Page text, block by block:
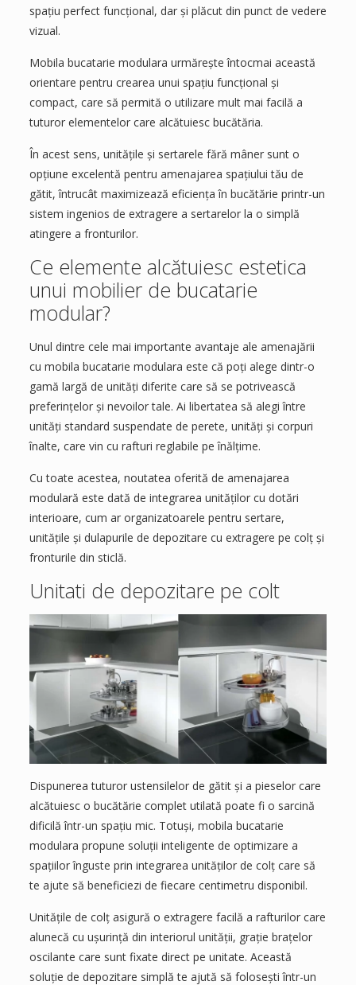
spațiu perfect funcțional, dar și plăcut din punct de vedere
vizual.
Mobila bucatarie modulara urmărește întocmai această
orientare pentru crearea unui spațiu funcțional și
compact, care să permită o utilizare mult mai facilă a
tuturor elementelor care alcătuiesc bucătăria.
În acest sens, unitățile și sertarele fără mâner sunt o
opțiune excelentă pentru amenajarea spațiului tău de
gătit, întrucât maximizează eficiența în bucătărie printr-un
sistem ingenios de extragere a sertarelor la o simplă
atingere a fronturilor.
Ce elemente alcătuiesc estetica
unui mobilier de bucatarie
modular?
Unul dintre cele mai importante avantaje ale amenajării
cu mobila bucatarie modulara este că poți alege dintr-o
gamă largă de unități diferite care să se potrivească
preferințelor și nevoilor tale. Ai libertatea să alegi între
unități standard suspendate de perete, unități și corpuri
înalte, care vin cu rafturi reglabile pe înălțime.
Cu toate acestea, noutatea oferită de amenajarea
modulară este dată de integrarea unităților cu dotări
interioare, cum ar organizatoarele pentru sertare,
unitățile și dulapurile de depozitare cu extragere pe colț și
fronturile din sticlă.
Unitati de depozitare pe colt
Dispunerea tuturor ustensilelor de gătit și a pieselor care
alcătuiesc o bucătărie complet utilată poate fi o sarcină
dificilă într-un spațiu mic. Totuși, mobila bucatarie
modulara propune soluții inteligente de optimizare a
spațiilor înguste prin integrarea unităților de colț care să
te ajute să beneficiezi de fiecare centimetru disponibil.
Unitățile de colț asigură o extragere facilă a rafturilor care
alunecă cu ușurință din interiorul unității, grație brațelor
oscilante care sunt fixate direct pe unitate. Această
soluție de depozitare simplă te ajută să folosești într-un